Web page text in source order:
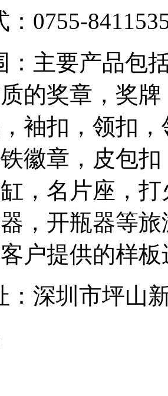
0755-
：主要产品包
的奖章，奖
袖扣，领扣
徽章，皮包
，名片座，
，开瓶器等
户提供的样
：深圳市坪山